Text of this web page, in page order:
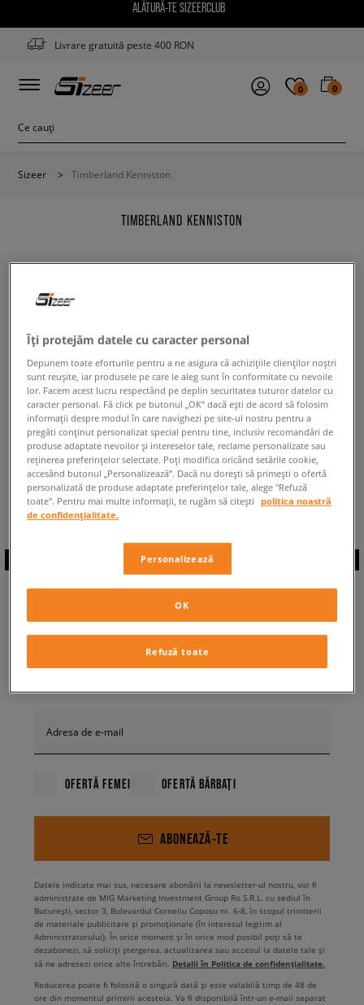
ALĂTURĂ-TE SIZEERCLUB
Livrare gratuită peste 400 RON
0 0
Sizeer > Timberland Kenniston
TIMBERLAND KENNISTON
puține filtre.
ÎNAPOI LA MAGAZIN
◾️ Sunt0produse din categoria
Timberland Kenniston◾️
ABONEAZĂ-TE LA
NEWSLETTER
Adresa de e-mail
OFERTĂ FEMEI OFERTĂ BĂRBAȚI
ABONEAZĂ-TE
Datele indicate mai sus, necesare abonării la newsletter-ul nostru, vor fi
administrate de MIG Marketing Investment Group Ro S.R.L. cu sediul în
București, sector 3, Bulevardul Corneliu Coposu nr. 6-8, în scopul trimiterii
de materiale publicitare și promoționale (în interesul legitim al
Administratorului). În orice moment și în orice mod posibil poți să te
dezabonezi, să soliciți ștergerea, actualizarea sau accesul la datele tale și
să ne adresezi orice alte întrebări. Detalii în Politica de confidențialitate.
Reducerea poate fi folosită o singură dată și este valabilă timp de 48 de
ore din momentul primirii acesteia. Va fi disponibilă într-un e-mail separat
Îți protejăm datele cu caracter personal
Depunem toate eforturile pentru a ne asigura că achizițiile clienților noștri
sunt reușite, iar produsele pe care le aleg sunt în conformitate cu nevoile
lor. Facem acest lucru respectând pe deplin securitatea tuturor datelor cu
caracter personal. Fă click pe butonul „OK” dacă ești de acord să folosim
informații despre modul în care navighezi pe site-ul nostru pentru a
pregăti conținut personalizat special pentru tine, inclusiv recomandări de
produse adaptate nevoilor și intereselor tale, reclame personalizate sau
reținerea preferințelor selectate. Poți modifica oricând setările cookie,
accesând butonul „Personalizează”. Dacă nu dorești să primești o ofertă
personalizată de produse adaptate preferințelor tale, alege "Refuză
toate". Pentru mai multe informații, te rugăm să citești
politica noastră
de confidențialitate.
Personalizează
Refuză toate
OK